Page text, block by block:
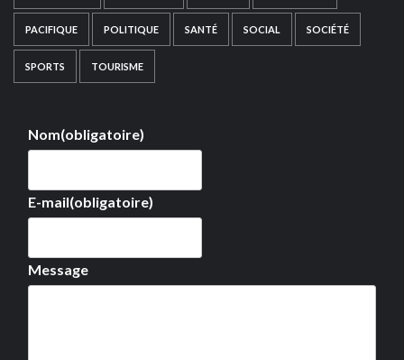
PACIFIQUE POLITIQUE SANTÉ SOCIAL SOCIÉTÉ
SPORTS TOURISME
Nom(obligatoire)
E-mail(obligatoire)
Message